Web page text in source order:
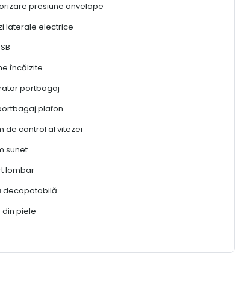
presiune anvelope
laterale electrice
încălzite
portbagaj
plafon
de control al vitezei
sunet
lombar
decapotabilă
din piele